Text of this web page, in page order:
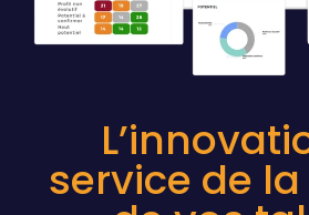
service de